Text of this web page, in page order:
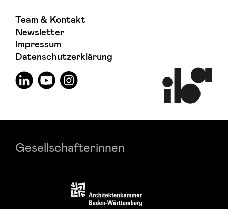
Team & Kontakt
Newsletter
Impressum
Datenschutzerklärung
Gesellschafterinnen